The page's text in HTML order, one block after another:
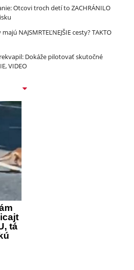
Otcovi troch detí to ZACHRÁNILO
NAJSMRTEĽNEJŠIE cesty? TAKTO
Dokáže pilotovať skutočné
VIDEO
tá